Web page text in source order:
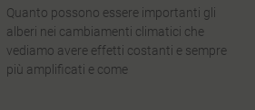
Quanto possono essere importanti gli
alberi nei cambiamenti climatici che
vediamo avere effetti costanti e sempre
più amplificati e come